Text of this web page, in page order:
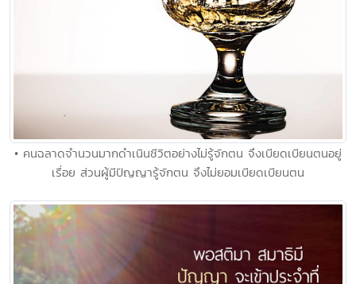
• คนฉลาดจำนวนมากดำเนินชีวิตอย่างไม่รู้จักตน จึงเบียดเบียนตนอยู่
เรื่อย ส่วนผู้มีปัญญารู้จักตน จึงไม่ยอมเบียดเบียนตน